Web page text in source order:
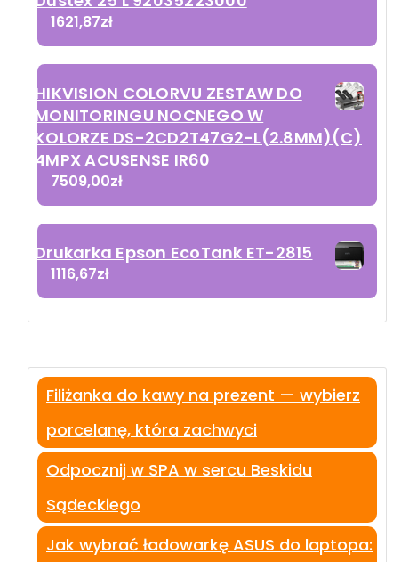
1621,87zł
HIKVISION COLORVU ZESTAW DO
MONITORINGU NOCNEGO W
KOLORZE DS-2CD2T47G2-L(2.8MM)(C)
4MPX ACUSENSE IR60
7509,00zł
Drukarka Epson EcoTank ET-2815
1116,67zł
Filiżanka do kawy na prezent — wybierz
porcelanę, która zachwyci
Odpocznij w SPA w sercu Beskidu
Sądeckiego
Jak wybrać ładowarkę ASUS do laptopa: